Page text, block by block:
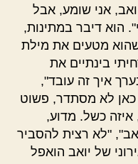
אני שומע, אבל
הוא דיבר במתינות,
מטעים את מילת
בינתיים את
איך זה עובד",
לא מסתדר, פשוט
כשל. מדוע,
"לא רצית להסביר
של יואב הואפל